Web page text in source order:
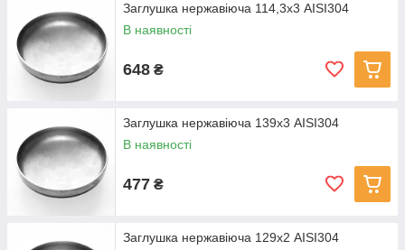
Заглушка нержавіюча 114,3х3 AISI304
В наявності
648 ₴
Заглушка нержавіюча 139х3 AISI304
В наявності
477 ₴
Заглушка нержавіюча 129х2 AISI304